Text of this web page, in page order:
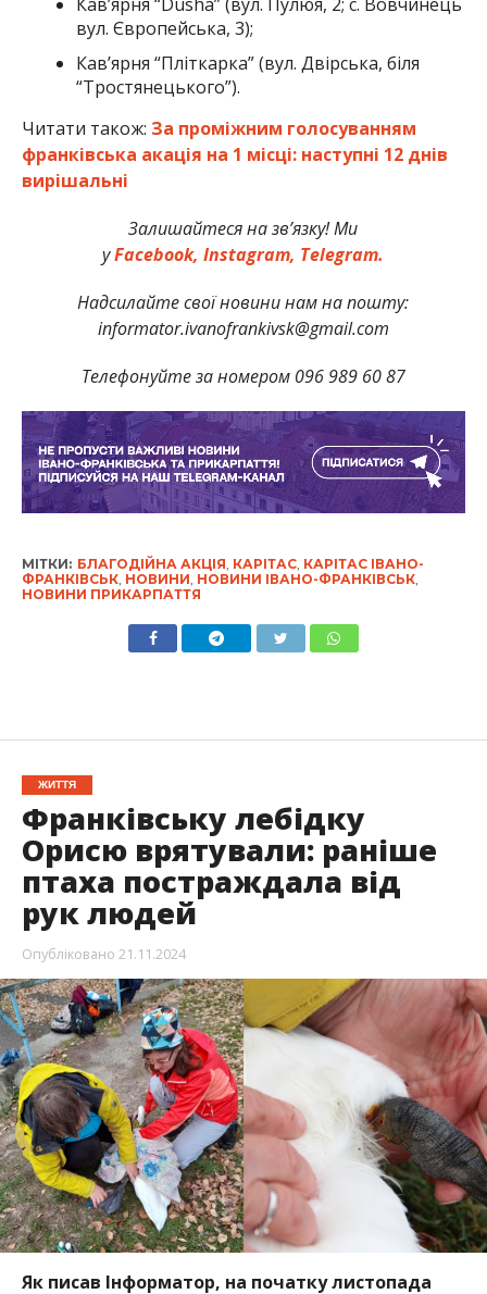
Кав’ярня “Dusha” (вул. Пулюя, 2; с. Вовчинець
вул. Європейська, 3);
Кав’ярня “Пліткарка” (вул. Двірська, біля
“Тростянецького”).
Читати також: За проміжним голосуванням
франківська акація на 1 місці: наступні 12 днів
вирішальні
Залишайтеся на зв’язку! Ми
уFacebook, Instagram, Telegram.
Надсилайте свої новини нам на пошту:
informator.ivanofrankivsk@gmail.com
Телефонуйте за номером 096 989 60 87
МІТКИ: БЛАГОДІЙНА АКЦІЯ, КАРІТАС, КАРІТАС ІВАНО-
ФРАНКІВСЬК, НОВИНИ, НОВИНИ ІВАНО-ФРАНКІВСЬК,
НОВИНИ ПРИКАРПАТТЯ
ЖИТТЯ
Франківську лебідку
Орисю врятували: раніше
птаха постраждала від
рук людей
Опубліковано 21.11.2024
Як писав Інформатор, на початку листопада